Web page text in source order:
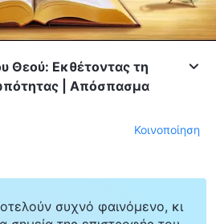
Θεού: Εκθέτοντας τη
| Απόσπασμα
Κοινοποίηση
συχνό φαινόμενο, κι